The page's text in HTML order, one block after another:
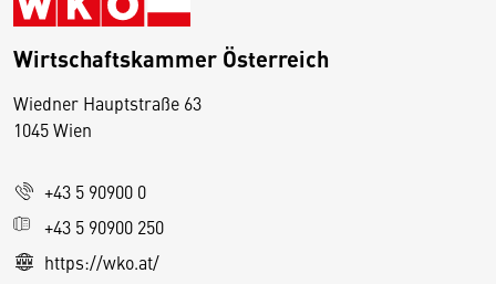
Wirtschaftskammer Österreich
Wiedner Hauptstraße 63
1045 Wien
+43 5 90900 0
+43 5 90900 250
https://wko.at/
D
s
e
S